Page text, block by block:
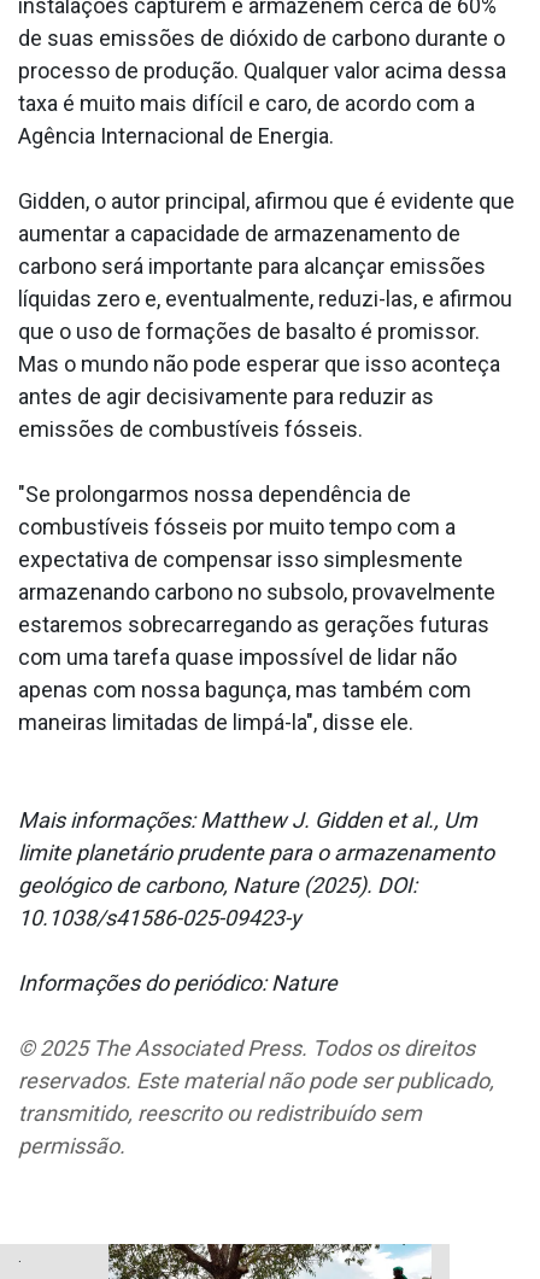
de suas emissões de dióxido de carbono durante o
processo de produção. Qualquer valor acima dessa
taxa é muito mais difícil e caro, de acordo com a
Agência Internacional de Energia.
Gidden, o autor principal, afirmou que é evidente que
aumentar a capacidade de armazenamento de
carbono será importante para alcançar emissões
líquidas zero e, eventualmente, reduzi-las, e afirmou
que o uso de formações de basalto é promissor.
Mas o mundo não pode esperar que isso aconteça
antes de agir decisivamente para reduzir as
emissões de combustíveis fósseis.
"Se prolongarmos nossa dependência de
combustíveis fósseis por muito tempo com a
expectativa de compensar isso simplesmente
armazenando carbono no subsolo, provavelmente
estaremos sobrecarregando as gerações futuras
com uma tarefa quase impossível de lidar não
apenas com nossa bagunça, mas também com
maneiras limitadas de limpá-la", disse ele.
Mais informações: Matthew J. Gidden et al., Um
limite planetário prudente para o armazenamento
geológico de carbono, Nature (2025). DOI:
10.1038/s41586-025-09423-y
Informações do periódico: Nature
© 2025 The Associated Press. Todos os direitos
reservados. Este material não pode ser publicado,
transmitido, reescrito ou redistribuído sem
permissão.